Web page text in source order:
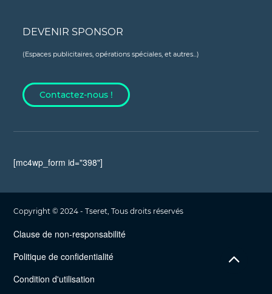
DEVENIR SPONSOR
(Espaces publicitaires, opérations spéciales, et autres...)
Contactez-nous !
[mc4wp_form id="398"]
Copyright © 2024 - Tseret, Tous droits réservés
Clause de non-responsabilité
Politique de confidentialité
Condition d'utilisation